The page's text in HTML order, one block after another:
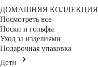
ДОМАШНЯЯ КОЛЛЕКЦИЯ
Посмотреть все
Носки и гольфы
Уход за изделиями
Подарочная упаковка
Дети